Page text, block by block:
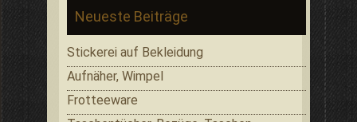
Neueste Beiträge
Stickerei auf Bekleidung
Aufnäher, Wimpel
Frotteeware